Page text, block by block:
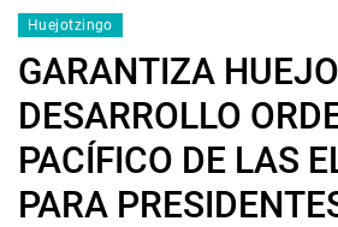
Huejotzingo
GARANTIZA
DESARROLLO
PACÍFICO DE LAS
PARA